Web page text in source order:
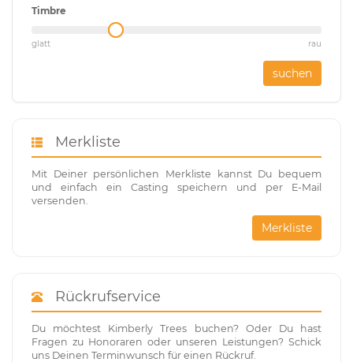
Timbre
glatt rau
suchen
Merkliste
Mit Deiner persönlichen Merkliste kannst Du bequem
und einfach ein Casting speichern und per E-Mail
versenden.
Merkliste
Rückrufservice
Du möchtest Kimberly Trees buchen? Oder Du hast
Fragen zu Honoraren oder unseren Leistungen? Schick
uns Deinen Terminwunsch für einen Rückruf.